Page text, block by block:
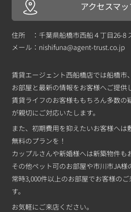
アクセスマ
住所 ：千葉県船橋市西船４丁目26-8
メール： nishifuna@agent-trust.co.jp
賃貸エージェント西船橋店では船橋市
お部屋と最新の情報をお客様へご提供
賃貸ライフのお客様ももちろん多数の
が親切にご対応いたします。
また、初期費用を抑えたいお客様へは
無料のプランを！
カップルさんや新婚様へは新築物件
その他ペット可のお部屋や市川市JA
常時3,000件以上のお部屋でお客様の
す。
お気軽にご来店ください。